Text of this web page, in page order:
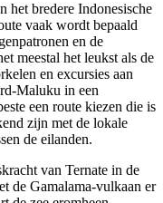
het bredere Indonesische
vaak wordt bepaald
en de
meestal het leukst als de
en excursies aan
Maluku in een
een route kiezen die is
zijn met de lokale
de eilanden.
van Ternate in de
de Gamalama-vulkaan er